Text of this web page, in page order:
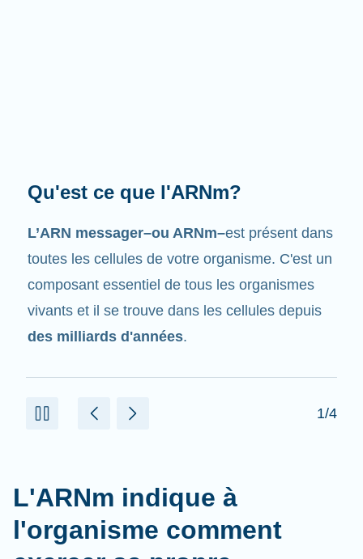
Que fait-il?
Tout comme son nom l'indique, l'ARNm est un
messager. Il interagit avec d'autres
composants dans les cellules qui aident à créer
des protéines.
l'organisme comment
exercer sa propre